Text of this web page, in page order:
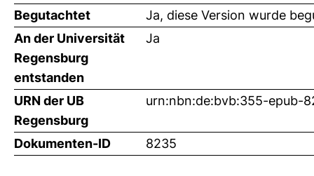
Begutachtet
Ja, diese Version wurde
An der Universität
Regensburg
entstanden
Ja
URN der UB
Regensburg
urn:nbn:de:bvb:355-epub-
Dokumenten-ID 8235